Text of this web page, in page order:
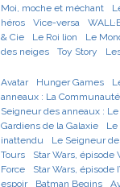
Moi, moche et méchant
héros
Vice-versa
& Cie
Le Roi lion Le
des neiges
Toy Story
Avatar Hunger Games
anneaux : La
Seigneur des anneaux :
Gardiens de la Galaxie
Le
inattendu
Le Seigneur
Tours
Star Wars, épisode
Force
Star Wars, épisode
espoir
Batman Begins